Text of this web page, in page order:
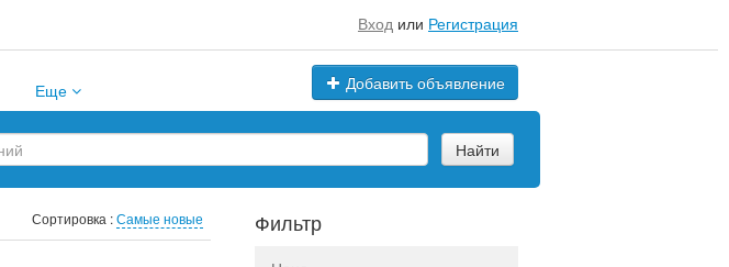
Вход или Регистрация
Добавить объявление
Еще
Найти
Сортировка :Самые новые Фильтр